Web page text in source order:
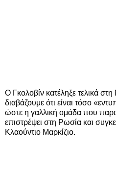
Ο Γκολοβίν κατέληξε τελικά
διαβάζουμε ότι είναι τόσο
ώστε η γαλλική ομάδα που
επιστρέψει στη Ρωσία και
Κλαούντιο Μαρκίζιο.